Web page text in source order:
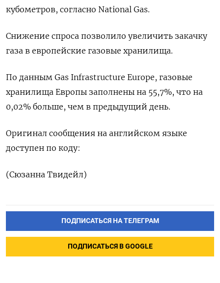
кубометров, согласно National Gas.
Снижение спроса позволило увеличить закачку
газа в европейские газовые хранилища.
По данным Gas Infrastructure Europe, газовые
хранилища Европы заполнены на 55,7%, что на
0,02% больше, чем в предыдущий день.
Оригинал сообщения на английском языке
доступен по коду:
(Сюзанна Твидейл)
ПОДПИСАТЬСЯ НА ТЕЛЕГРАМ
ПОДПИСАТЬСЯ В GOOGLE